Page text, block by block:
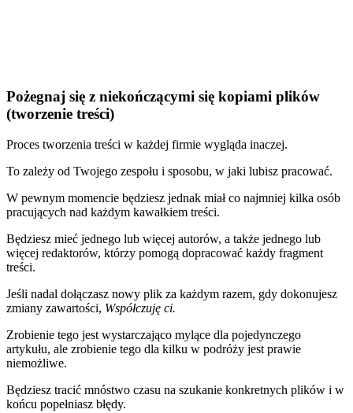
Pożegnaj się z niekończącymi się kopiami plików
(tworzenie treści)
Proces tworzenia treści w każdej firmie wygląda inaczej.
To zależy od Twojego zespołu i sposobu, w jaki lubisz pracować.
W pewnym momencie będziesz jednak miał co najmniej kilka osób
pracujących nad każdym kawałkiem treści.
Będziesz mieć jednego lub więcej autorów, a także jednego lub
więcej redaktorów, którzy pomogą dopracować każdy fragment
treści.
Jeśli nadal dołączasz nowy plik za każdym razem, gdy dokonujesz
zmiany zawartości, Współczuję ci.
Zrobienie tego jest wystarczająco mylące dla pojedynczego
artykułu, ale zrobienie tego dla kilku w podróży jest prawie
niemożliwe.
Będziesz tracić mnóstwo czasu na szukanie konkretnych plików i w
końcu popełniasz błędy.